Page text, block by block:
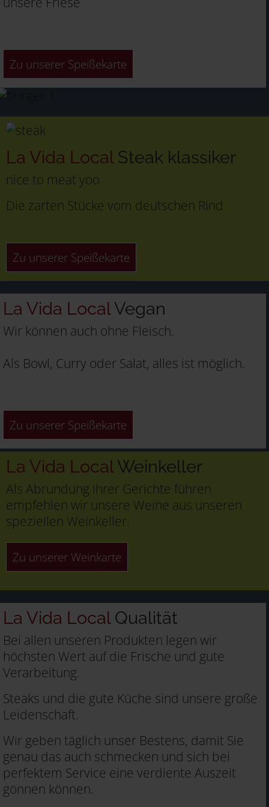
Zu unserer Speißekarte
La Vida Local Steak klassiker
nice to meat yoo
Die zarten Stücke vom deutschen Rind
Zu unserer Speißekarte
La Vida LocalVegan
Wir können auch ohne Fleisch.
Als Bowl, Curry oder Salat, alles ist möglich.
Zu unserer Speißekarte
La Vida LocalWeinkeller
Als Abrundung ihrer Gerichte führen
empfehlen wir unsere Weine aus unseren
speziellen Weinkeller.
Zu unserer Weinkarte
La Vida LocalQualität
Bei allen unseren Produkten legen wir
höchsten Wert auf die Frische und gute
Verarbeitung.
Steaks und die gute Küche sind unsere große
Leidenschaft.
Wir geben täglich unser Bestens, damit Sie
genau das auch schmecken und sich bei
perfektem Service eine verdiente Auszeit
gönnen können.